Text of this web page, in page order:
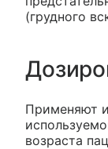
(грудного
Применяют
возраста